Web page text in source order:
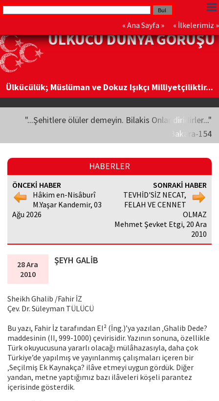
« Ana Sayfa » « İlkelerimiz »
ÜLKÜCÜ DÜNYA GÖRÜŞÜ
Ülkücülük; Müslüman ve Dokuz Işıkçı Milliyetçiliktir...
"...Şehitlere ölüler demeyin. Bilakis Onlar diridirler..."
Bakara-154
HABERLER
ÖNCEKİ HABER
Hâkim en-Nisâburî
M.Yaşar Kandemir, 03
Ağu 2026
SONRAKİ HABER
TEVHİD'SİZ NECAT,
FELAH VE CENNET
OLMAZ
Mehmet Şevket Etgi, 20 Ara
2010
28 Ara
2010
ŞEYH GALİB
Sheikh Ghalib /Fahir İZ
Çev. Dr. Süleyman TÜLÜCÜ
Bu yazı, Fahir İz tarafından EI² (İng.)’ya yazılan ‚Ghalib Dede?
maddesinin (II, 999-1000) çevirisidir. Yazının sonuna, özellikle
Türk okuyucusuna yararlı olacağı mülâhazasıyla, daha çok
Türkiye’de yapılmış ve yayınlanmış çalışmaları içeren bir
‚Seçilmiş Ek Kaynakça? ilâve etmeyi uygun gördük. Diğer
yandan, metne yaptığımız bazı ilâveleri köşeli parantez
içerisinde gösterdik.